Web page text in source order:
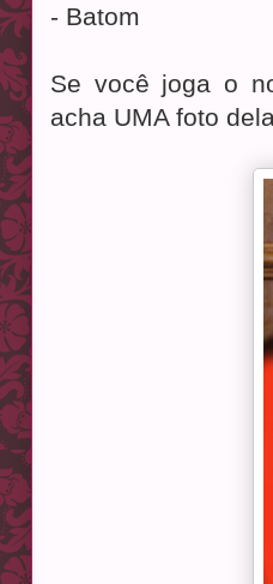
- Batom
Se você joga o
acha UMA foto